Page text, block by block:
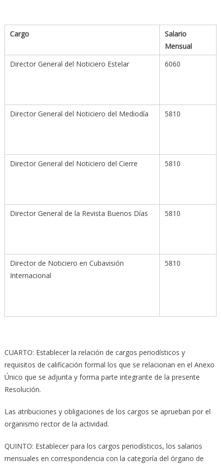
Cargo
Salario
Mensual
Director General del Noticiero Estelar
6060
Director General del Noticiero del Mediodía 5810
Director General del Noticiero del Cierre 5810
Director General de la Revista Buenos Días 5810
Director de Noticiero en Cubavisión
Internacional
5810
CUARTO: Establecer la relación de cargos periodísticos y
requisitos de calificación formal los que se relacionan en el Anexo
Único que se adjunta y forma parte integrante de la presente
Resolución.
Las atribuciones y obligaciones de los cargos se aprueban por el
organismo rector de la actividad.
QUINTO: Establecer para los cargos periodísticos, los salarios
mensuales en correspondencia con la categoría del órgano de